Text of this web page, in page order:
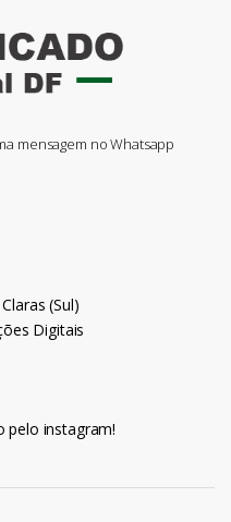
mensagem no Whatsapp
(Sul)
Digitais
pelo instagram!